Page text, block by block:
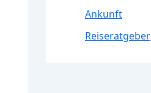
Ankunft
Reiseratgeber